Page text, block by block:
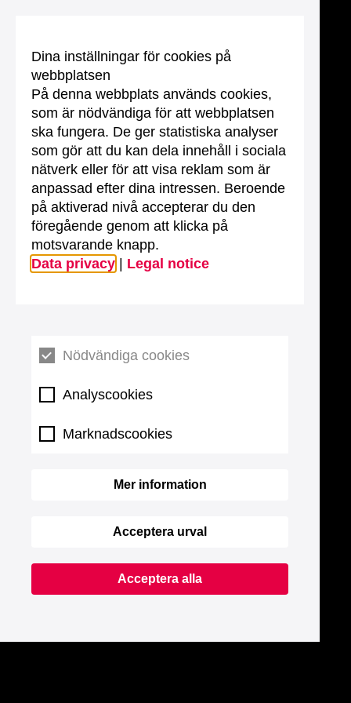
Dina inställningar för cookies på
webbplatsen
På denna webbplats används cookies,
som är nödvändiga för att webbplatsen
ska fungera. De ger statistiska analyser
som gör att du kan dela innehåll i sociala
nätverk eller för att visa reklam som är
anpassad efter dina intressen. Beroende
på aktiverad nivå accepterar du den
föregående genom att klicka på
motsvarande knapp.
Data privacy
Legal notice
Nödvändiga cookies
Analyscookies
Marknadscookies
Mer information
Acceptera urval
Acceptera alla